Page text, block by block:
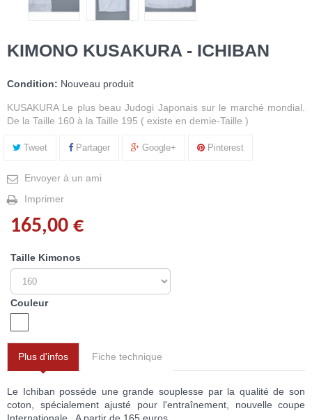
KIMONO KUSAKURA - ICHIBAN
Condition: Nouveau produit
KUSAKURA Le plus beau Judogi Japonais sur le marché mondial.
De la Taille 160 à la Taille 195 ( existe en demie-Taille )
Tweet Partager Google+ Pinterest
Envoyer à un ami
Imprimer
165,00 €
Taille Kimonos
Couleur
Plus d'infos Fiche technique
Le Ichiban posséde une grande souplesse par la qualité de son
coton, spécialement ajusté pour l'entraînement, nouvelle coupe